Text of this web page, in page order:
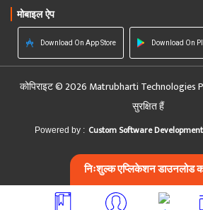
मोबाइल ऐप
Download On App Store Download On
कोपिराइट © 2026 Matrubharti Technologies
सुरक्षित हैं
Powered by : Custom Software
निःशुल्क एप्लिकेशन डाउनलोड